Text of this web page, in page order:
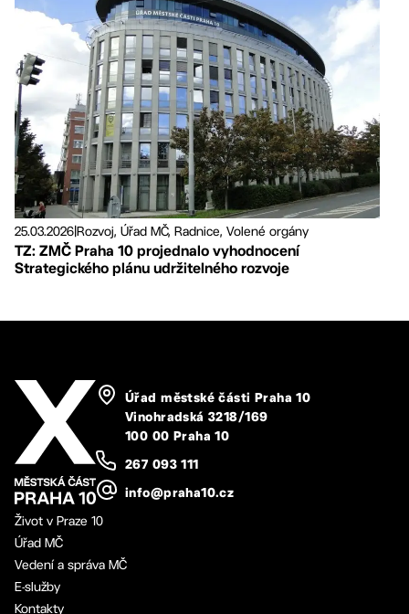
25.03.2026Rozvoj, Úřad MČ, Radnice, Volené orgány
TZ: ZMČ Praha 10 projednalo vyhodnocení
Strategického plánu udržitelného rozvoje
Úřad městské části Praha 10
Vinohradská 3218/169
100 00 Praha 10
267 093 111
info@praha10.cz
Život v Praze 10
Úřad MČ
Vedení a správa MČ
E-služby
Kontakty